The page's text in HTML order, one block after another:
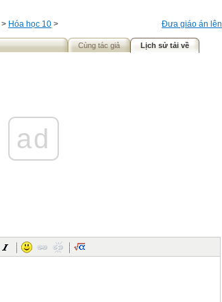
Đưa giáo án lên
> Hóa học 10 >
Cùng tác giả Lịch sử tải về
ad